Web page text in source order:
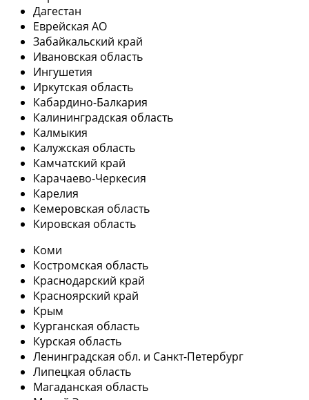
Дагестан
Еврейская АО
Забайкальский край
Ивановская область
Ингушетия
Иркутская область
Кабардино-Балкария
Калининградская область
Калмыкия
Калужская область
Камчатский край
Карачаево-Черкесия
Карелия
Кемеровская область
Кировская область
Коми
Костромская область
Краснодарский край
Красноярский край
Крым
Курганская область
Курская область
Ленинградская обл. и Санкт-Петербург
Липецкая область
Магаданская область